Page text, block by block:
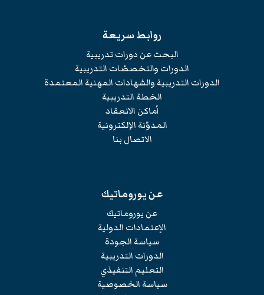
روابط سريعة
البحث عن دورات تدريبية
الدورات والتخصصّات التدريبية
الدورات التدريبية والشهادات المهنية المعتمدة
الخطة التدريبية
أماكن الانعقاد
المدوّنة الإلكترونية
الاتصال بنا
عن يوروماتيك
عن يوروماتيك
الإعتمادات الدولية
سياسة الجودة
الدورات التدريبية
التعليم التنفيذي
سياسة الخصوصية